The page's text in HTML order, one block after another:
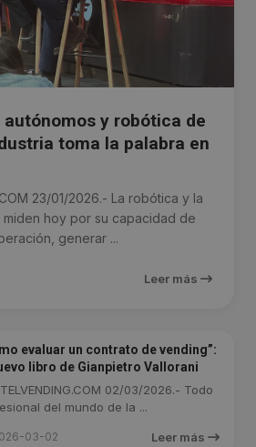
y robótica de
toma la palabra en
23/01/2026.- La robótica y la
miden hoy por su capacidad de
generar ...
Leer más
evaluar un contrato de vending”:
libro de Gianpietro Vallorani
02/03/2026.- Todo
del mundo de la ...
03-02 Leer más